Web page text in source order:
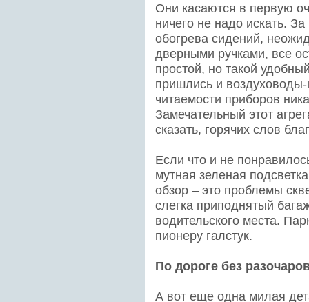
Они касаются в первую
ничего не надо искать.
обогрева сидений,
дверными ручками, все
простой, но такой
пришлись и воздуховоды-
читаемости приборов
Замечательный этот
сказать, горячих слов
Если что и не
мутная зеленая
обзор – это проблемы
слегка приподнятый
водительского места.
пионеру галстук.
По дороге без
А вот еще одна милая